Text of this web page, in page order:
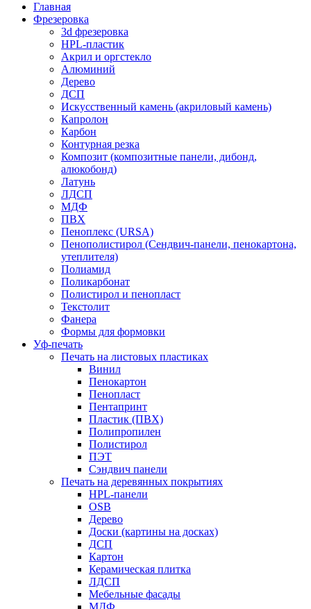
Главная
Фрезеровка
3d фрезеровка
HPL-пластик
Акрил и оргстекло
Алюминий
Дерево
ДСП
Искусственный камень (акриловый камень)
Капролон
Карбон
Контурная резка
Композит (композитные панели, дибонд,
алюкобонд)
Латунь
ЛДСП
МДФ
ПВХ
Пеноплекс (URSA)
Пенополистирол (Сендвич-панели, пенокартона,
утеплителя)
Полиамид
Поликарбонат
Полистирол и пенопласт
Текстолит
Фанера
Формы для формовки
Уф-печать
Печать на листовых пластиках
Винил
Пенокартон
Пенопласт
Пентапринт
Пластик (ПВХ)
Полипропилен
Полистирол
ПЭТ
Сэндвич панели
Печать на деревянных покрытиях
HPL-панели
OSB
Дерево
Доски (картины на досках)
ДСП
Картон
Керамическая плитка
ЛДСП
Мебельные фасады
МДФ